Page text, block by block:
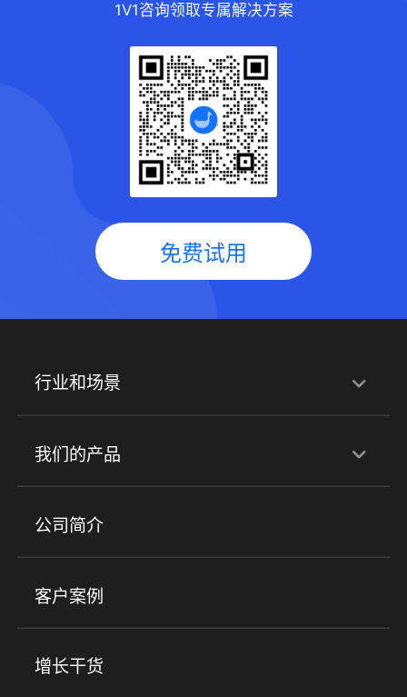
1V1咨询领取专属解决方案
免费试用
行业和场景
行业解决方案
培训机构 职业技能培训 兴趣培训
金融行业
心理机构
我们的产品
产品
小程序商城 ERP 企微SCRM
社群圈子
公司简介
客户案例
增长干货